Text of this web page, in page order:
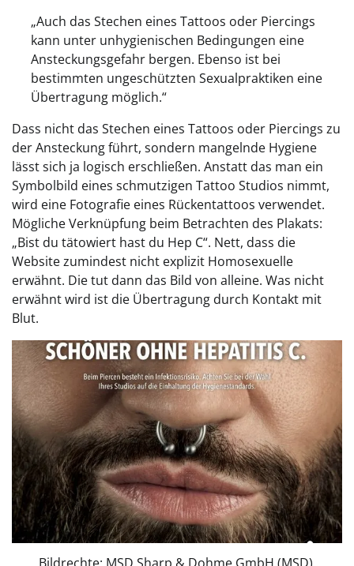
„Auch das Stechen eines Tattoos oder Piercings
kann unter unhygienischen Bedingungen eine
Ansteckungsgefahr bergen. Ebenso ist bei
bestimmten ungeschützten Sexualpraktiken eine
Übertragung möglich.“
Dass nicht das Stechen eines Tattoos oder Piercings zu
der Ansteckung führt, sondern mangelnde Hygiene
lässt sich ja logisch erschließen. Anstatt das man ein
Symbolbild eines schmutzigen Tattoo Studios nimmt,
wird eine Fotografie eines Rückentattoos verwendet.
Mögliche Verknüpfung beim Betrachten des Plakats:
„Bist du tätowiert hast du Hep C“. Nett, dass die
Website zumindest nicht explizit Homosexuelle
erwähnt. Die tut dann das Bild von alleine. Was nicht
erwähnt wird ist die Übertragung durch Kontakt mit
Blut.